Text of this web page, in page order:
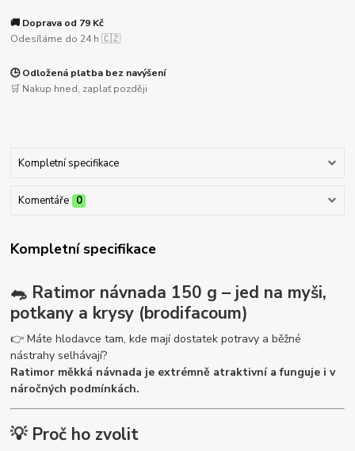
🚚 Doprava od 79 Kč
Odesíláme do 24 h 🇨🇿
🕒 Odložená platba bez navýšení
🛒 Nakup hned, zaplať později
Kompletní specifikace
Komentáře 0
Kompletní specifikace
🐀 Ratimor návnada 150 g – jed na myši,
potkany a krysy (brodifacoum)
👉 Máte hlodavce tam, kde mají dostatek potravy a běžné
nástrahy selhávají?
Ratimor měkká návnada je extrémně atraktivní a funguje i v
náročných podmínkách.
💡 Proč ho zvolit